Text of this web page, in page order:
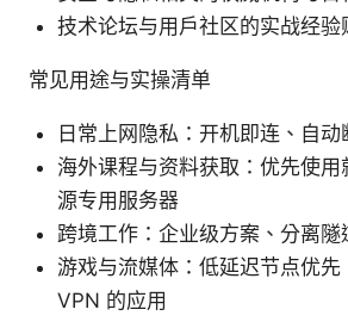
技术论坛与用户社区的实战经验
常见用途与实操清单
日常上网隐私：开机即连、自动
海外课程与资料获取：优先使
源专用服务器
跨境工作：企业级方案、分离隧
游戏与流媒体：低延迟节点优先
VPN 的应用